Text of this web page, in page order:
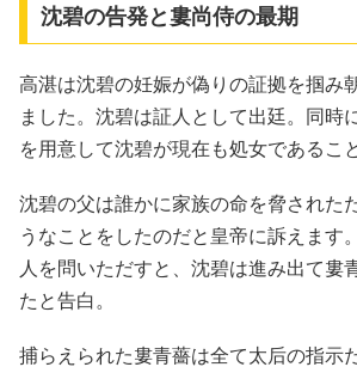
沈碧の告発と婁尚侍の最期
高湛は沈碧の妊娠が偽りの証拠を掴み
ました。沈碧は証人として出廷。同時
を用意して沈碧が現在も処女であるこ
沈碧の父は誰かに家族の命を脅された
うなことをしたのだと皇帝に訴えます
人を問いただすと、沈碧は進み出て婁
たと告白。
捕らえられた婁青薔は全て太后の指示